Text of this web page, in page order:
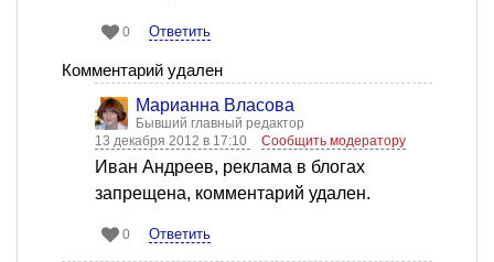
0 Ответить
Комментарий удален
Марианна Власова
Бывший главный редактор
13 декабря 2012 в 17:10
Сообщить модератору
Иван Андреев, реклама в блогах
запрещена, комментарий удален.
0 Ответить